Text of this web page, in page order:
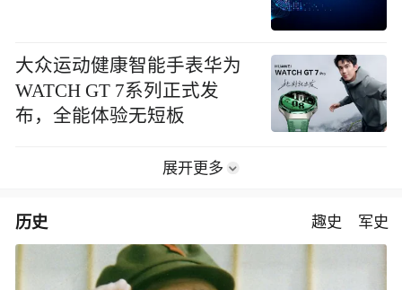
大众运动健康智能手表华为
WATCH GT 7系列正式发
布，全能体验无短板
展开更多
历史 趣史 军史